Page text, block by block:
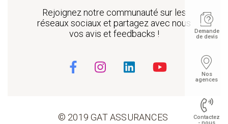
Rejoignez notre communauté sur les
réseaux sociaux et partagez avec nous
vos avis et feedbacks !
© 2019 GAT ASSURANCES
Demande
de devis
Nos
agences
Contactez